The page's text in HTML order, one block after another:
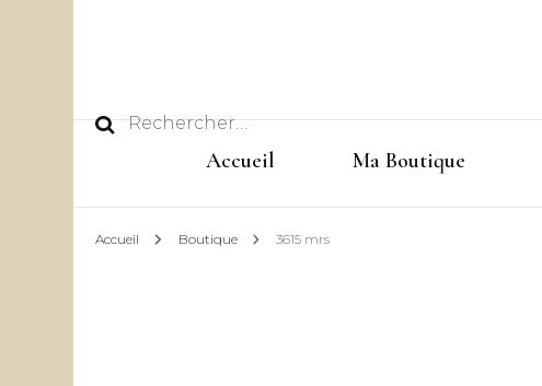
Rechercher :
Accueil Ma Boutique
Accueil Boutique 3615 mrs